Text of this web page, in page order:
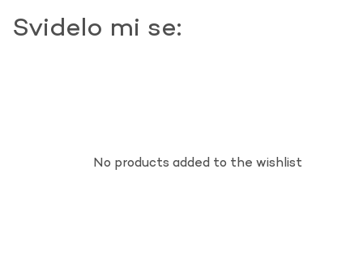
Svidelo mi se:
No products added to the wishlist